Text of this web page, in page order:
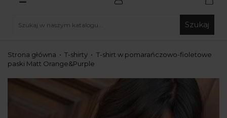
Szukaj
Strona główna T-shirty
T-shirt w pomarańczowo-fioletowe
paski Matt Orange&Purple